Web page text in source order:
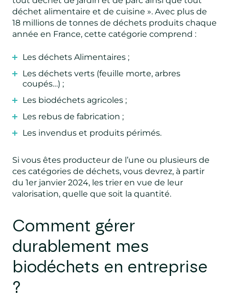
déchet alimentaire et de cuisine ». Avec plus de
18 millions de tonnes de déchets produits chaque
année en France, cette catégorie comprend :
Les déchets Alimentaires ;
Les déchets verts (feuille morte, arbres
coupés…) ;
Les biodéchets agricoles ;
Les rebus de fabrication ;
Les invendus et produits périmés.
Si vous êtes producteur de l’une ou plusieurs de
ces catégories de déchets, vous devrez, à partir
du 1er janvier 2024, les trier en vue de leur
valorisation, quelle que soit la quantité.
Comment gérer
durablement mes
biodéchets en entreprise
?